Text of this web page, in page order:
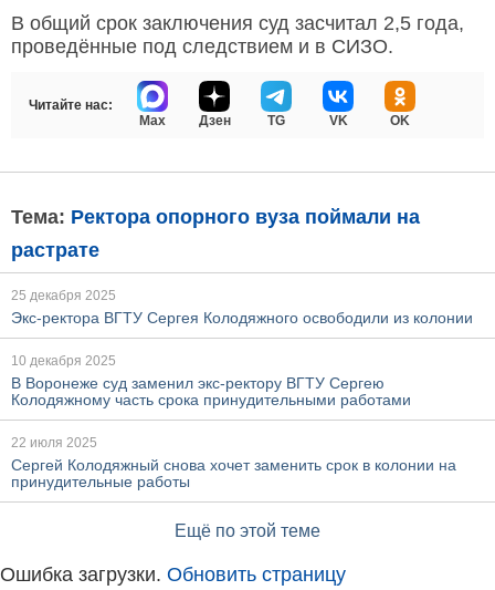
В общий срок заключения суд засчитал 2,5 года,
проведённые под следствием и в СИЗО.
Читайте нас:
Max
Дзен TG VK OK
Тема: Ректора опорного вуза поймали на
растрате
25 декабря 2025
Экс-ректора ВГТУ Сергея Колодяжного освободили из колонии
10 декабря 2025
В Воронеже суд заменил экс-ректору ВГТУ Сергею
Колодяжному часть срока принудительными работами
22 июля 2025
Сергей Колодяжный снова хочет заменить срок в колонии на
принудительные работы
Ещё по этой теме
Ошибка загрузки. Обновить страницу